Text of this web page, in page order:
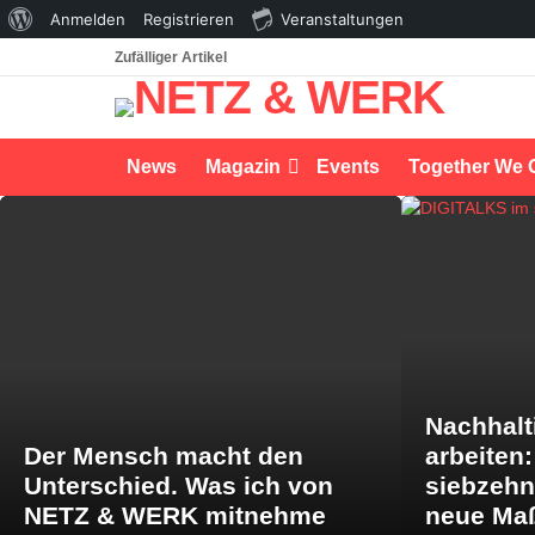
Zufälliger Artikel
News Magazin Events Together We
Der Mensch macht den
Unterschied. Was ich von
NETZ & WERK mitnehme
neue
Über
Anmelden Registrieren Veranstaltungen